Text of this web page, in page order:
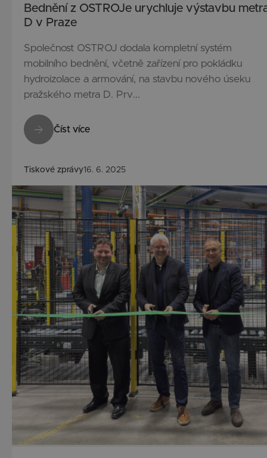
Bednění z OSTROJe urychluje výstavbu
D v Praze
Společnost OSTROJ dodala kompletní systém
mobilního bednění, včetně zařízení pro pokládku
hydroizolace a armování, na stavbu nového úseku
pražského metra D. Prv...
Číst více
Tiskové zprávy16. 6. 2025